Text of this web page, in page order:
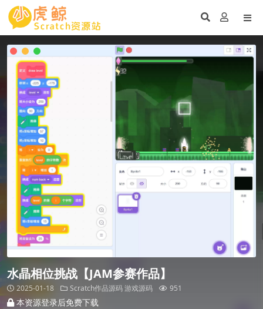
水晶相位挑战【JAM参赛作品】
2025-01-18 Scratch作品源码游戏源码 951
本资源登录后免费下载